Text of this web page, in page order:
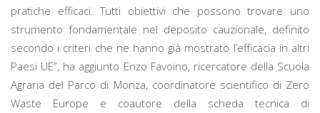
pratiche efficaci. Tutti obiettivi che possono trovare uno
strumento fondamentale nel deposito cauzionale, definito
secondo i criteri che ne hanno già mostrato l’efficacia in altri
Paesi UE”, ha aggiunto Enzo Favoino, ricercatore della Scuola
Agraria del Parco di Monza, coordinatore scientifico di Zero
Waste Europe e coautore della scheda tecnica di